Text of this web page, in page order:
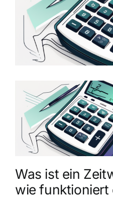
Was ist ein
wie funktioniert